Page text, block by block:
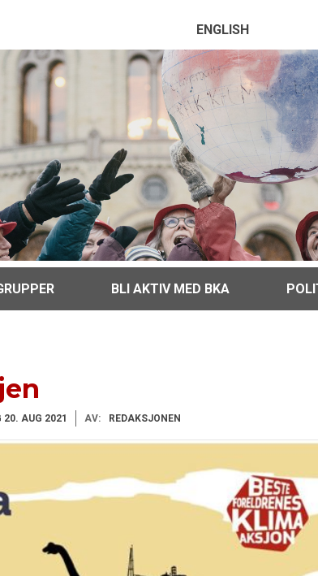
ENGLISH
BLI AKTIV MED BKA
20. AUG 2021 AV: REDAKSJONEN